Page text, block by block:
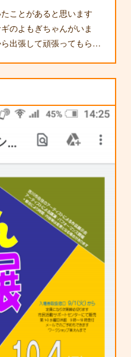
ことがあると思います
のよもぎちゃんがいま
出張して頑張ってもら…